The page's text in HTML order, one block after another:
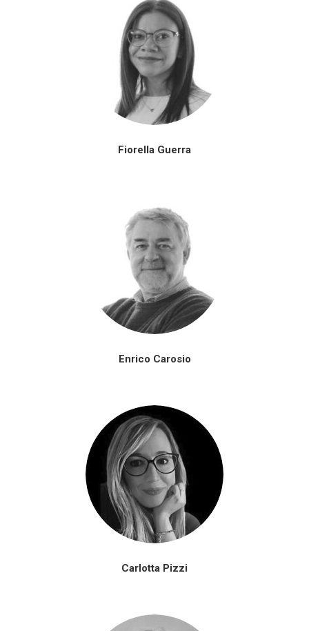
Fiorella Guerra
Enrico Carosio
Carlotta Pizzi